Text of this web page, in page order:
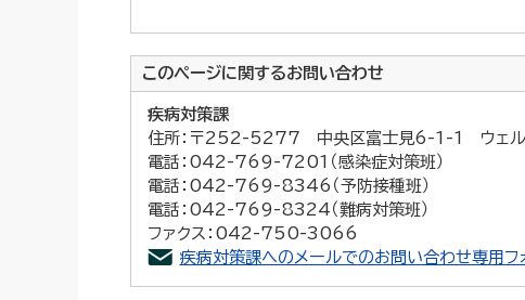
このページに関するお問い合わせ
疾病対策課
住所：〒252-5277 中央区富士見6-1-1 ウェル
電話：042-769-7201（感染症対策班）
電話：042-769-8346（予防接種班）
電話：042-769-8324（難病対策班）
ファクス：042-750-3066
疾病対策課へのメールでのお問い合わせ専用フ